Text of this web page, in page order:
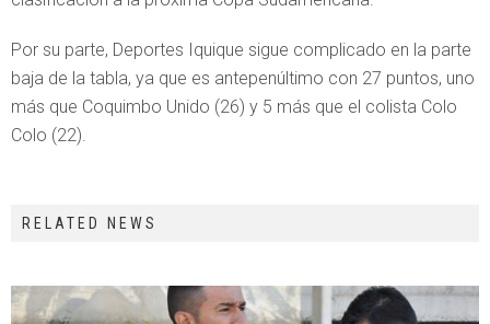
Por su parte, Deportes Iquique sigue complicado en la parte
baja de la tabla, ya que es antepenúltimo con 27 puntos, uno
más que Coquimbo Unido (26) y 5 más que el colista Colo
Colo (22).
RELATED NEWS